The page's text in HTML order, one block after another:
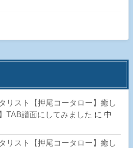
リスト【押尾コータロー】癒し
TAB譜面にしてみました に 中
リスト【押尾コータロー】癒し